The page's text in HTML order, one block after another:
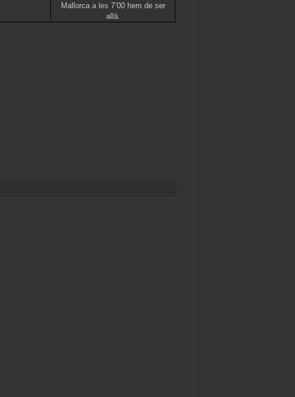
Mallorca a les 7’00 hem de ser
allà.